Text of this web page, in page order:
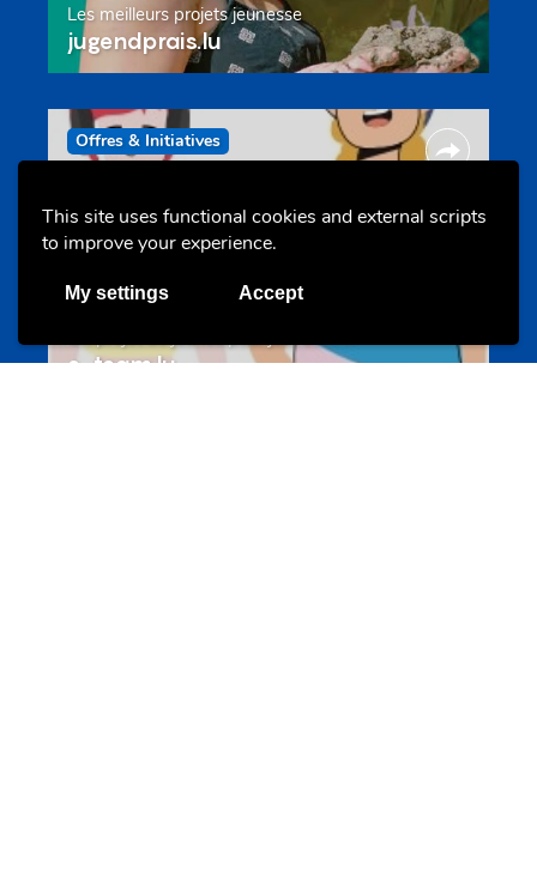
This site uses functional cookies and external scripts
to improve your experience.
My settings Accept
Les meilleurs projets jeunesse
jugendprais.lu
Offres & Initiatives
s-team.lu